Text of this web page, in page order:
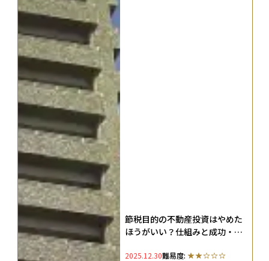
節税目的の不動産投資はやめた
ほうがいい？仕組みと成功・失
2025.12.30難易度: